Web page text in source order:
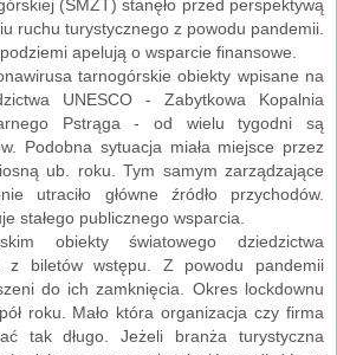
(SMZT) stanęło przed perspektywą
ruchu turystycznego z powodu pandemii.
apelują o wsparcie finansowe.
tarnogórskie obiekty wpisane na
UNESCO - Zabytkowa Kopalnia
Pstrąga - od wielu tygodni są
Podobna sytuacja miała miejsce przez
ub. roku. Tym samym zarządzające
utraciło główne źródło przychodów.
stałego publicznego wsparcia.
obiekty światowego dziedzictwa
z biletów wstępu. Z powodu pandemii
do ich zamknięcia. Okres lockdownu
roku. Mało która organizacja czy firma
tak długo. Jeżeli branża turystyczna